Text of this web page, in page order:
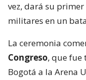
vez, dará su
militares en un
La ceremonia
Congreso, que fue
Bogotá a la Arena